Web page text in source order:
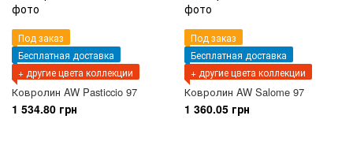
Под заказ
Бесплатная доставка
+ другие цвета коллекции
Ковролин AW Pasticcio 97
1 534.80 грн
Под заказ
Бесплатная доставка
+ другие цвета коллекции
Ковролин AW Salome 97
1 360.05 грн